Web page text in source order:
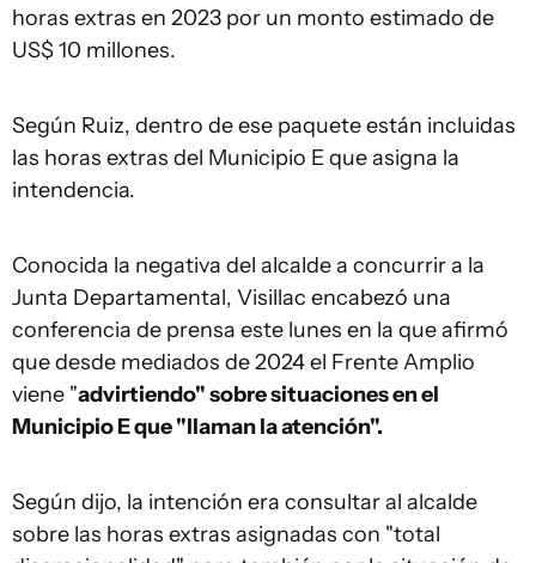
horas extras en 2023 por un monto estimado de
US$ 10 millones.
Según Ruiz, dentro de ese paquete están incluidas
las horas extras del Municipio E que asigna la
intendencia.
Conocida la negativa del alcalde a concurrir a la
Junta Departamental, Visillac encabezó una
conferencia de prensa este lunes en la que afirmó
que desde mediados de 2024 el Frente Amplio
viene "advirtiendo" sobre situaciones en el
Municipio E que "llaman la atención".
Según dijo, la intención era consultar al alcalde
sobre las horas extras asignadas con "total